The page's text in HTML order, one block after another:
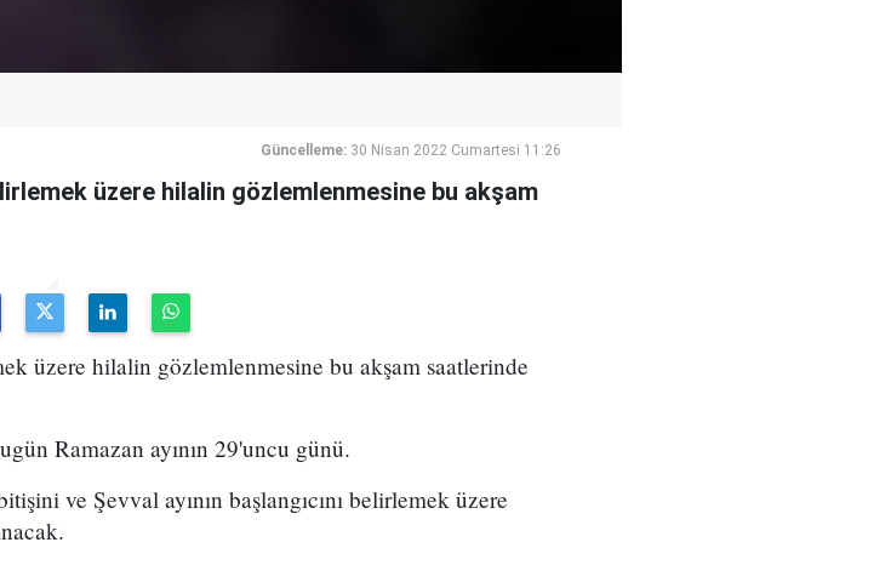
Güncelleme: 30 Nisan 2022 Cumartesi 11:26
üzere hilalin gözlemlenmesine bu akşam
üzere hilalin gözlemlenmesine bu akşam saatlerinde
Ramazan ayının 29'uncu günü.
ve Şevval ayının başlangıcını belirlemek üzere